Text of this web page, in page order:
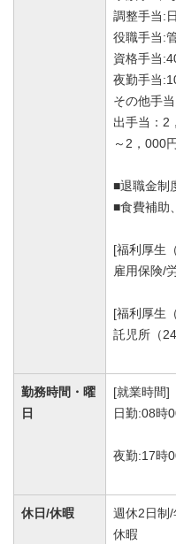
調整手当:
役職手当:
資格手当
夜勤手当
その他手
出手当：2
～2，000
■退職金制
■食費補助
[福利厚生
雇用保険/
[福利厚生
託児所（
勤務時間・曜
日
[就業時間]
日勤:08時
夜勤:17時
休日/休暇
週休2日制
休暇